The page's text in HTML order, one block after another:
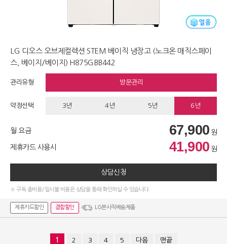
LG 디오스 오브제컬렉션 STEM 베이직 냉장고 (노크온 매직스페이
스, 베이지/베이지) H875GBB442
관리유형 방문관리
약정선택 3년 4년 5년 6년
월 요금 67,900 원
제휴카드 사용시 41,900 원
상담신청
※ 구독 총비용/일시불 비용은 상담을 통해 확인하실 수 있습니다.
제휴카드할인 결합할인 LG본사직배송제품
1 2 3 4 5 다음 맨끝